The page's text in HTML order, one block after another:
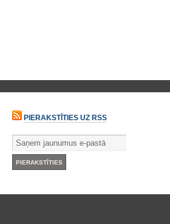
PIERAKSTĪTIES UZ RSS